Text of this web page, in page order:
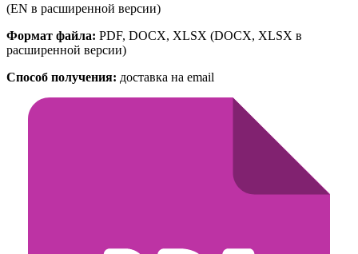
(EN в расширенной версии)
Формат файла: PDF, DOCX, XLSX (DOCX, XLSX в
расширенной версии)
Способ получения: доставка на email